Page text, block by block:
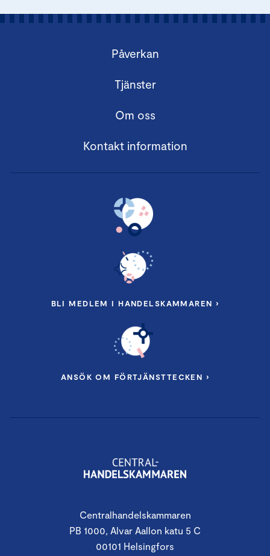
Centralhandelskammaren
PB 1000, Alvar Aallon katu 5 C
00101 Helsingfors
Påverkan
Tjänster
Om oss
Kontakt information
BLI MEDLEM I HANDELSKAMMAREN ›
ANSÖK OM FÖRTJÄNSTTECKEN ›